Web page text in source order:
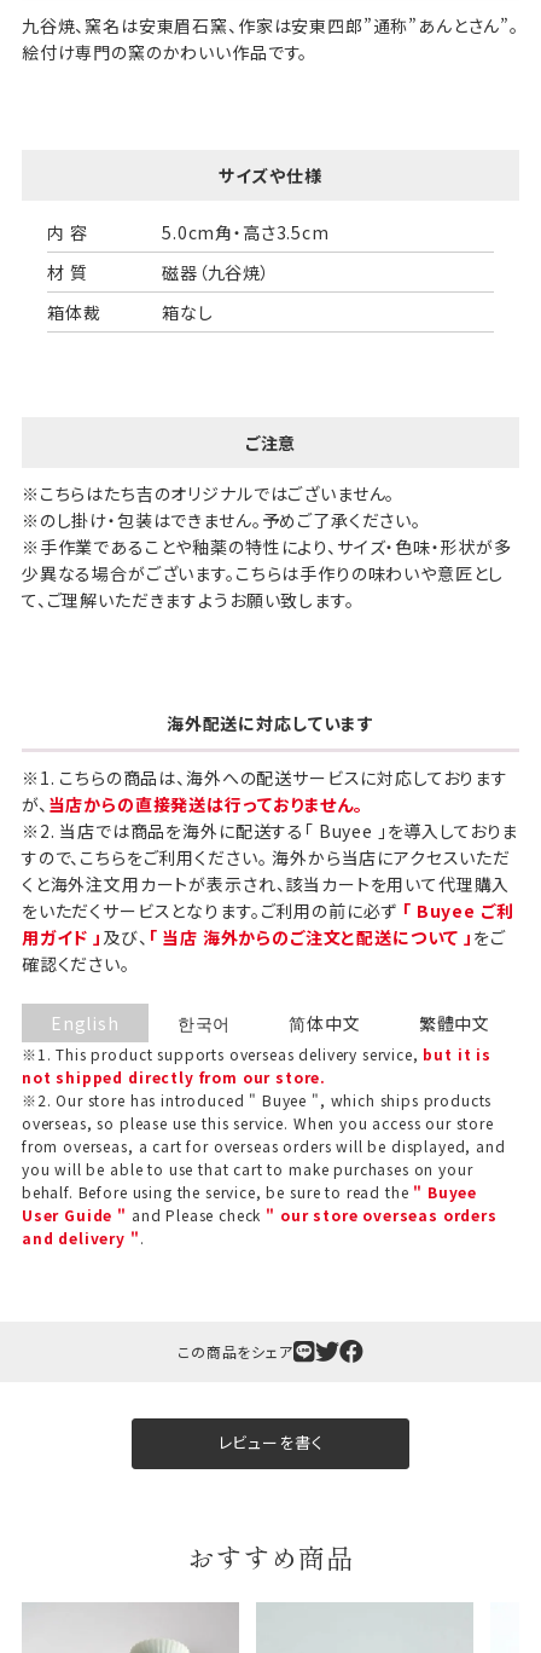
九谷焼、窯名は安東眉石窯、作家は安東四郎”通称”あんとさん”。
絵付け専門の窯のかわいい作品です。
サイズや仕様
内 容
5.0cm角・高さ3.5cm
材 質
磁器（九谷焼）
箱体裁
箱なし
ご注意
※こちらはたち吉のオリジナルではございません。
※のし掛け・包装はできません。予めご了承ください。
※手作業であることや釉薬の特性により、サイズ・色味・形状が多
少異なる場合がございます。こちらは手作りの味わいや意匠とし
て、ご理解いただきますようお願い致します。
海外配送に対応しています
※1. こちらの商品は、海外への配送サービスに対応しております
が、 当店からの直接発送は行っておりません。
※2. 当店では商品を海外に配送する「 Buyee 」を導入しておりま
すので、こちらをご利用ください。 海外から当店にアクセスいただ
くと海外注文用カートが表示され、該当カートを用いて代理購入
をいただくサービスとなります。ご利用の前に必ず 「 Buyee ご利
用ガイド 」 及び、 「 当店 海外からのご注文と配送について 」 をご
確認ください。
English
※1. This product supports overseas delivery service, but it is
not shipped directly from our store.
※2. Our store has introduced " Buyee ", which ships products
overseas, so please use this service. When you access our store
from overseas, a cart for overseas orders will be displayed, and
you will be able to use that cart to make purchases on your
behalf. Before using the service, be sure to read the " Buyee
User Guide " and Please check " our store overseas orders
and delivery ".
한국어 简体中文 繁體中文
この商品をシェア
レビューを書く
おすすめ商品